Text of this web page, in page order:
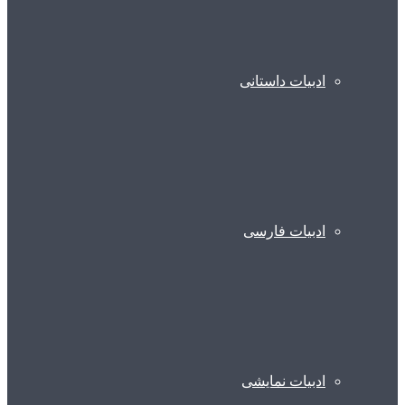
ادبیات داستانی
ادبیات فارسی
ادبیات نمایشی